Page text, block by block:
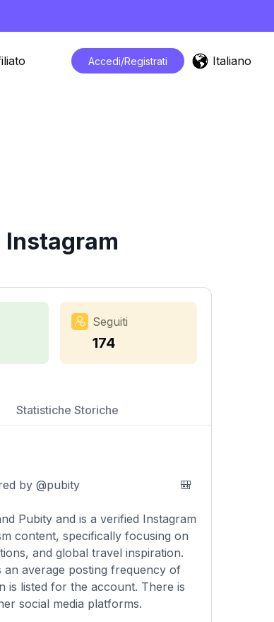
Accedi/Registrati Italiano
Seguiti
174
Statistiche Storiche
by @pubity ⠀⠀⠀⠀⠀⠀⠀⠀⠀⠀⠀ 🎒
Pubity and is a verified Instagram
content, specifically focusing on
and global travel inspiration.
an average posting frequency of
is listed for the account. There is
social media platforms.